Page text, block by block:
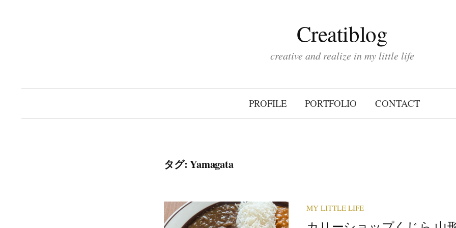
Creatiblog
creative and realize in my little life
PROFILE PORTFOLIO CONTACT
タグ:Yamagata
MY LITTLE LIFE